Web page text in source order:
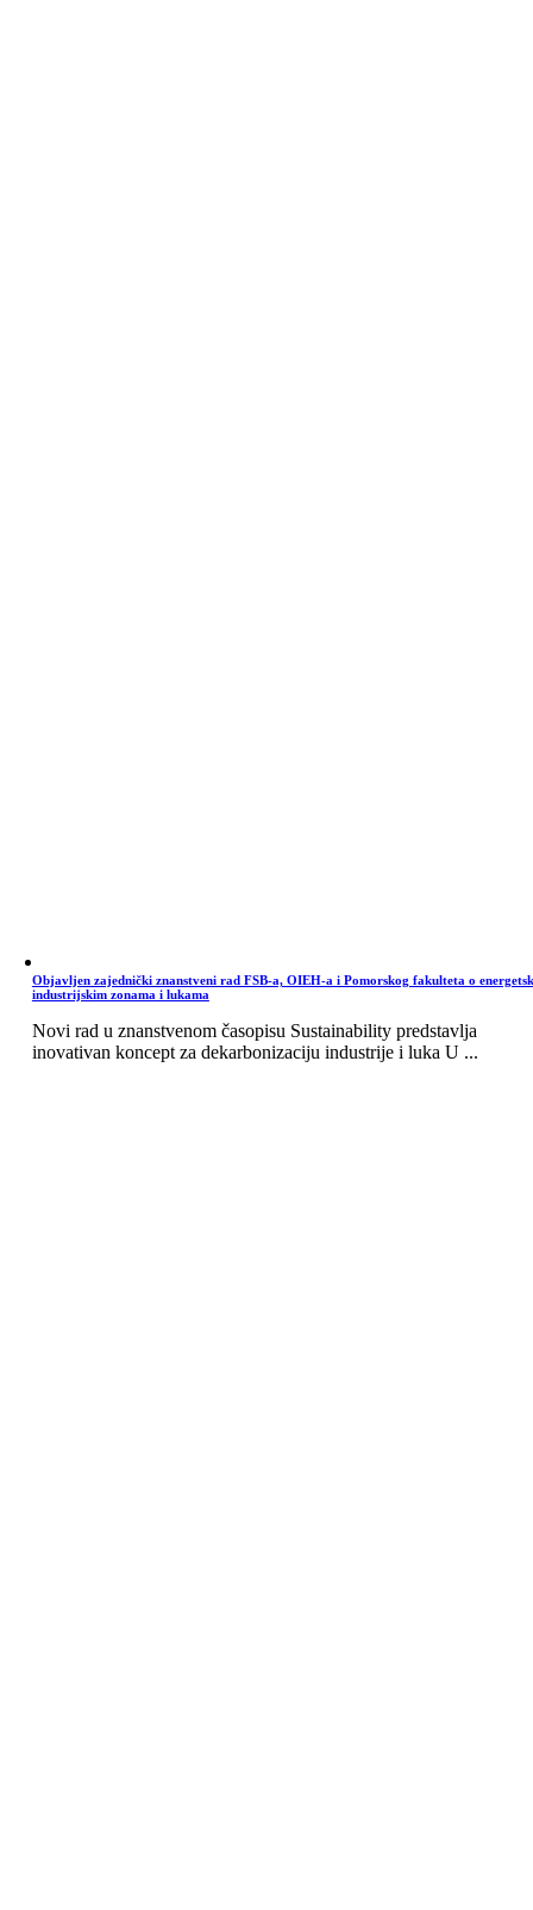
Objavljen zajednički znanstveni rad FSB-a, OIEH-a i Pomorskog fakulteta o
industrijskim zonama i lukama
Novi rad u znanstvenom časopisu Sustainability predstavlja
inovativan koncept za dekarbonizaciju industrije i luka U ...